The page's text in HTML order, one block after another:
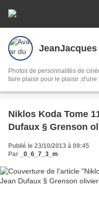
JeanJacques
Photos de personnalités de
faire plaisir pour le plaisir ;d'une
Niklos Koda Tome
Publié le 23/10/2013 à 09:45
Par
_0_6_7_3_m